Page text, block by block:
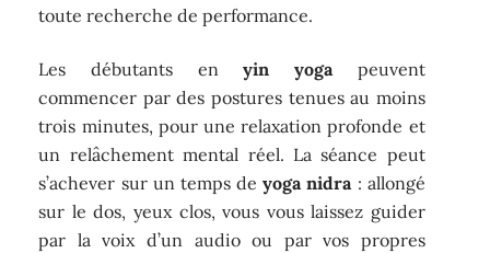
toute recherche de performance.
Les débutants enyin yogapeuvent
commencer par des postures tenues au moins
trois minutes, pour une relaxation profonde et
un relâchement mental réel. La séance peut
s’achever sur un temps deyoga nidra : allongé
sur le dos, yeux clos, vous vous laissez guider
par la voix d’un audio ou par vos propres